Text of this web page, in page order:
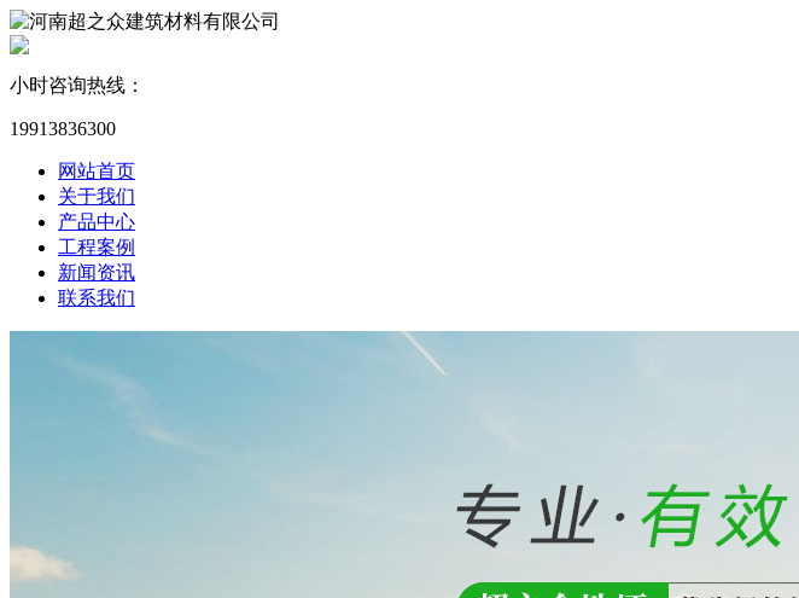
小时咨询热线：
19913836300
网站首页
关于我们
产品中心
工程案例
新闻资讯
联系我们